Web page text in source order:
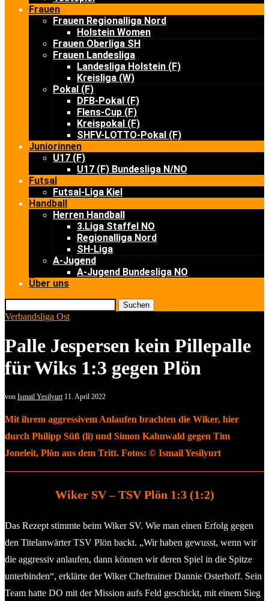
Frauen
Frauen Regionalliga Nord
Holstein Women
Frauen Oberliga SH
Frauen Landesliga
Landesliga Holstein (F)
Kreisliga (W)
Pokal (F)
DFB-Pokal (F)
Flens-Cup (F)
Kreispokal (F)
SHFV-LOTTO-Pokal (F)
Juniorinnen
U17 (F)
U17 (F) Bundesliga N/NO
Futsal
Futsal-Liga Kiel
Handball
Herren Handball
3.Liga Staffel NO
Regionalliga Nord
SH-Liga
A-Jugend
A-Jugend Bundesliga NO
Über uns
Suchen
Verbandsliga Ost
Palle Jespersen kein Pillepalle
für Wiks 1:3 gegen Plön
von Ismail Yesilyurt 11. April 2022
Mit ihrem aggressivem Anlaufen brachten die Wiker, hier
durch Philipp Süß (li) und Simon Kahnwald gegen Tim
Joneleit, Plön aus dem Tritt. Fotos: © Ismail Yesilyurt
Wiker SV – TSV Plön 1:3 (1:2)
Das Rezept stimmte beim Wiker SV. Wie man einen Erfolg gegen
den Titelanwärter TSV Plön backt. „Wir haben gewusst, wenn wir
die aggressiv anlaufen, dann können wir deren Spiel in die Spitze
unterbinden“, erklärte der Wiker Cheftrainer Dannie Osterhoff. Sein
Team hatte DO mit der Mission aufs Feld geschickt, mit einem Sieg